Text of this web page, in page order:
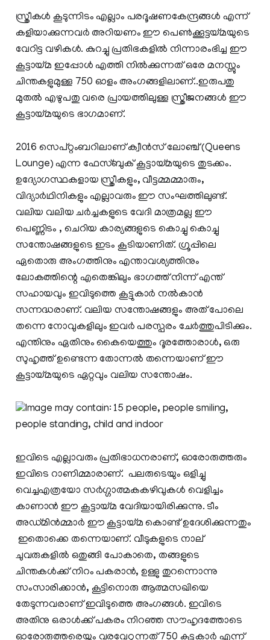
സ്ത്രീകള്‍ കൂടുന്നിടം എല്ലാം പരദൂഷണകേന്ദ്രങ്ങള്‍ എന്ന്
കളിയാക്കുന്നവര്‍ അറിയണം ഈ പെണ്‍ക്കൂട്ടയ്മയുടെ
വേറിട്ട വഴികള്‍. കുറച്ചു പ്രതിഭകളില്‍ നിന്നാരംഭിച്ച ഈ
കൂട്ടായ്മ ഇപ്പോള്‍ എത്തി നില്‍ക്കുന്നത് ഒരേ മനസ്സും
ചിന്തകളുമുള്ള 750 ഓളം അംഗങ്ങളിലാണ്..ഇരുപതു
മുതല്‍ എഴുപതു വരെ പ്രായത്തിലുള്ള സ്ത്രീജനങ്ങള്‍ ഈ
കൂട്ടായ്മയുടെ ഭാഗമാണ്.
2016 സെപ്റ്റംബറിലാണ് ക്വീൻസ് ലോഞ്ച് (Queens
Lounge) എന്ന ഫേസ്ബുക് കൂട്ടായ്മയുടെ തുടക്കം.
ഉദ്യോഗസ്ഥകളായ സ്ത്രീകളും, വീട്ടമ്മമ്മാരും,
വിദ്യാര്‍ഥിനികളും എല്ലാവരും ഈ സംഘത്തിലുണ്ട്.
വലിയ വലിയ ചര്‍ച്ചകളുടെ വേദി മാത്രമല്ല ഈ
പെണ്ണിടം , ചെറിയ കാര്യങ്ങളുടെ കൊച്ചു കൊച്ചു
സന്തോഷങ്ങളുടെ ഇടം കൂടിയാണിത്. ഗ്രൂപ്പിലെ
ഏതൊരു അംഗത്തിനും എന്താവശ്യത്തിനും
ലോകത്തിന്റെ എതെങ്കിലും ഭാഗത്ത് നിന്ന് എന്ത്
സഹായവും ഇവിടുത്തെ കൂട്ടുകാര്‍ നല്‍കാന്‍
സന്നദ്ധരാണ്. വലിയ സന്തോഷങ്ങളും അത് പോലെ
തന്നെ നോവുകളിലും ഇവര്‍ പരസ്പരം ചേര്‍ത്തുപിടിക്കും.
എന്തിനും ഏതിനും കൈയെത്തും ദൂരത്തോരാള്‍, ഒരു
സുഹൃത്ത് ഉണ്ടെന്ന തോന്നല്‍ തന്നെയാണ് ഈ
കൂട്ടായ്മയുടെ ഏറ്റവും വലിയ സന്തോഷം.
ഇവിടെ എല്ലാവരും പ്രതിഭാധനരാണ്, ഓരോരുത്തരും
ഇവിടെ റാണിമ്മാരാണ്. പലരുടെയും ഒളിച്ചു
വെച്ചഎത്രയോ സര്‍ഗ്ഗാത്മകകഴിവുകള്‍ വെളിച്ചം
കാണാന്‍ ഈ കൂട്ടായ്മ വേദിയായിരിക്കുന്നു. ടീം
അഡ്മിൻമ്മാര്‍ ഈ കൂട്ടായ്മ കൊണ്ട് ഉദേശിക്കുന്നതും
ഇതൊക്കെ തന്നെയാണ്. വീടുകളുടെ നാല്
ചുവരുകളില്‍ ഒതുങ്ങി പോകാതെ, തങ്ങളുടെ
ചിന്തകള്‍ക്ക് നിറം പകരാന്‍, ഉള്ളു തുറന്നൊന്നു
സംസാരിക്കാന്‍, കൂട്ടിനൊരു ആത്മസഖിയെ
തേടുന്നവരാണ് ഇവിടുത്തെ അംഗങ്ങള്‍. ഇവിടെ
അതിനു ഒരാള്‍ക്ക് പകരം നിറഞ്ഞ സൗഹൃദത്തോടെ
ഓരോരുത്തരെയും വരവേറ്റുന്നത് 750 കൂട്ടുകാര്‍ എന്ന്